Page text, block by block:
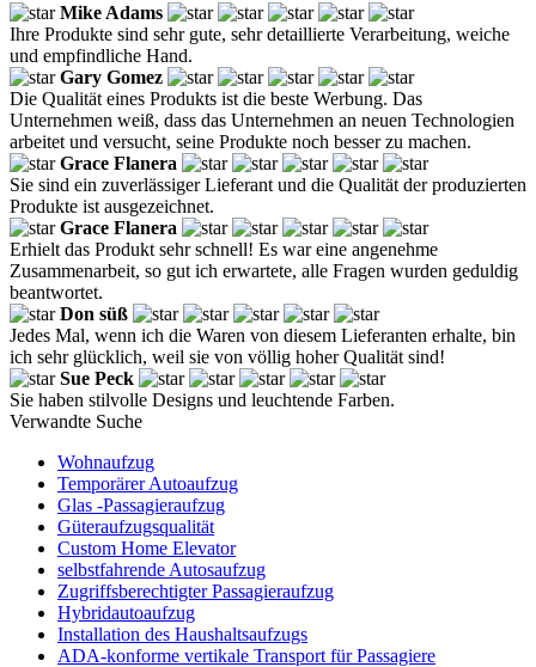
Mike Adams
Ihre Produkte sind sehr gute, sehr detaillierte Verarbeitung, weiche
und empfindliche Hand.
Gary Gomez
Die Qualität eines Produkts ist die beste Werbung. Das
Unternehmen weiß, dass das Unternehmen an neuen Technologien
arbeitet und versucht, seine Produkte noch besser zu machen.
Grace Flanera
Sie sind ein zuverlässiger Lieferant und die Qualität der produzierten
Produkte ist ausgezeichnet.
Grace Flanera
Erhielt das Produkt sehr schnell! Es war eine angenehme
Zusammenarbeit, so gut ich erwartete, alle Fragen wurden geduldig
beantwortet.
Don süß
Jedes Mal, wenn ich die Waren von diesem Lieferanten erhalte, bin
ich sehr glücklich, weil sie von völlig hoher Qualität sind!
Sue Peck
Sie haben stilvolle Designs und leuchtende Farben.
Verwandte Suche
Wohnaufzug
Temporärer Autoaufzug
Glas -Passagieraufzug
Güteraufzugsqualität
Custom Home Elevator
selbstfahrende Autosaufzug
Zugriffsberechtigter Passagieraufzug
Hybridautoaufzug
Installation des Haushaltsaufzugs
ADA-konforme vertikale Transport für Passagiere